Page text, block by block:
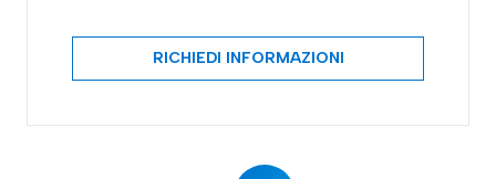
RICHIEDI INFORMAZIONI